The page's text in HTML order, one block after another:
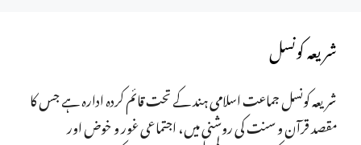
شریعہ کونسل
شریعہ کونسل جماعت اسلامی ہند کے تحت قائم کردہ ادارہ ہے جس کا
مقصد قرآن و سنت کی روشنی میں، اجتماعی غور و خوض اور